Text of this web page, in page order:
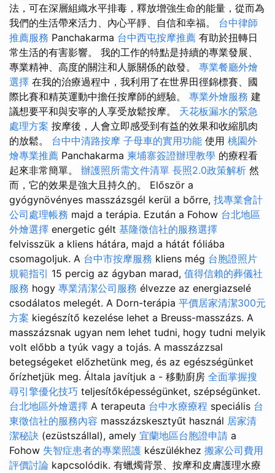
法，可在深層組織水平排毒，釋放增強生命的能量，從而為
我們的生活帶來活力、內心平靜、自信和幸福。 台中律師
推薦服務 Panchakarma 台中西屯按摩推薦 有助於扭轉日
常生活的有害影響。 我的工作的特點是持續的專業發展、
專業精神、高度的關注和人脈關係的啟發。 專業餐廳外燴
選擇 在我的治療過程中，我利用了在世界田徑錦標賽、國
際比賽和精英運動中擔任按摩師的經驗。 專業外燴服務 建
議想要平和與安寧的人享受放鬆按摩。 天花板漏水的緊急
處理方案 按摩後，人會立即感受到有益的效果和收縮肌肉
的放鬆。 台中中清路按摩 子母車的實用功能 使用 桃園外
燴專業推薦 Panchakarma 柬埔寨簽證辦理教學 的療程看
起來非常簡單。 辦護照所需文件清單 長照2.0政策解析 然
而，它的效果是強大且持久的。 Először a
gyógynövényes masszázsgél kerül a bőrre, 找專業會計
公司處理帳務 majd a terápia. Ezután a Fohow 台北地區
外燴選擇 energetic gélt 基隆徵信社的服務選擇
felvisszük a kliens hátára, majd a hátát fóliába
csomagoljuk. A 台中市按摩服務 kliens még 台胞證照片
規範指引 15 percig az ágyban marad, 值得信賴的葬儀社
服務 hogy 專業清潔公司服務 élvezze az energiazselé
csodálatos melegét. A Dorn-terápia 平價居家清潔300元
方案 kiegészítő kezelése lehet a Breuss-masszázs. A
masszázsnak ugyan nem lehet tudni, hogy tudni melyik
volt előbb a tyúk vagy a tojás. A masszázzsal
betegségeket előzhetünk meg, és az egészségünket
őrízhetjük meg. Általa javítjuk a - 移動廚房 全面掌握搜
尋引擎優化技巧 teljesítőképességünket, szépségünket.
台北地區外燴選擇 A terapeuta 台中水療療程 speciális 台
東徵信社的服務內容 masszázskesztyűt használ 居家清
潔秘訣 (ezüstszállal), amely 宜蘭地區台胞證申請 a
Fohow 失智症患者的專業照護 készülékhez 搬家公司費用
評價討論 kapcsolódik. 有蠟燭背景、按摩和皮膚護理水療